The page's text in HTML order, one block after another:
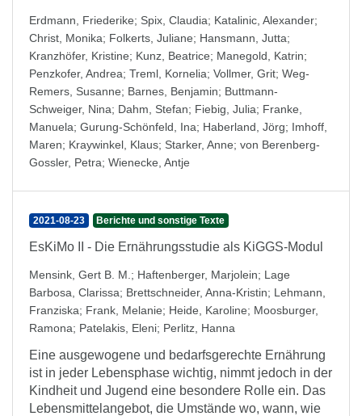
Erdmann, Friederike; Spix, Claudia; Katalinic, Alexander;
Christ, Monika; Folkerts, Juliane; Hansmann, Jutta;
Kranzhöfer, Kristine; Kunz, Beatrice; Manegold, Katrin;
Penzkofer, Andrea; Treml, Kornelia; Vollmer, Grit; Weg-
Remers, Susanne; Barnes, Benjamin; Buttmann-
Schweiger, Nina; Dahm, Stefan; Fiebig, Julia; Franke,
Manuela; Gurung-Schönfeld, Ina; Haberland, Jörg; Imhoff,
Maren; Kraywinkel, Klaus; Starker, Anne; von Berenberg-
Gossler, Petra; Wienecke, Antje
2021-08-23 Berichte und sonstige Texte
EsKiMo II - Die Ernährungsstudie als KiGGS-Modul
Mensink, Gert B. M. ; Haftenberger, Marjolein; Lage
Barbosa, Clarissa; Brettschneider, Anna-Kristin; Lehmann,
Franziska; Frank, Melanie; Heide, Karoline; Moosburger,
Ramona; Patelakis, Eleni; Perlitz, Hanna
Eine ausgewogene und bedarfsgerechte Ernährung
ist in jeder Lebensphase wichtig, nimmt jedoch in der
Kindheit und Jugend eine besondere Rolle ein. Das
Lebensmittelangebot, die Umstände wo, wann, wie